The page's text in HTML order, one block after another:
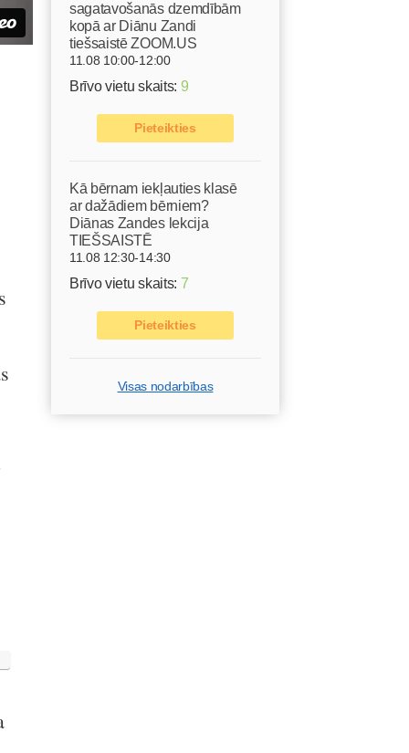
sagatavošanās dzemdībām
kopā ar Diānu Zandi
tiešsaistē ZOOM.US
11.08 10:00-12:00
Brīvo vietu skaits: 9
Pieteikties
Kā bērnam iekļauties klasē
ar dažādiem bērniem?
Diānas Zandes lekcija
TIEŠSAISTĒ
11.08 12:30-14:30
Brīvo vietu skaits: 7
Pieteikties
Visas nodarbības